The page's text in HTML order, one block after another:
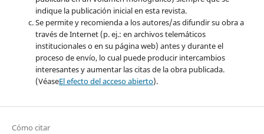
indique la publicación inicial en esta revista.
Se permite y recomienda a los autores/as difundir su obra a
través de Internet (p. ej.: en archivos telemáticos
institucionales o en su página web) antes y durante el
proceso de envío, lo cual puede producir intercambios
interesantes y aumentar las citas de la obra publicada.
(VéaseEl efecto del acceso abierto).
Cómo citar